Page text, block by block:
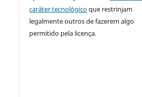
caráter tecnológicoque restrinjam
legalmente outros de fazerem algo
permitido pela licença.